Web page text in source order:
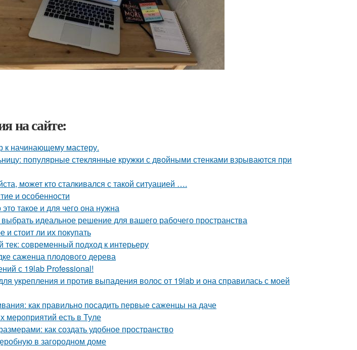
на сайте:
к начинающему мастеру.
популярные стеклянные кружки с двойными стенками взрываются при
может кто сталкивался с такой ситуацией ….
и особенности
такое и для чего она нужна
идеальное решение для вашего рабочего пространства
и стоит ли их покупать
современный подход к интерьеру
саженца плодового дерева
с 19lab Professional!
укрепления и против выпадения волос от 19lab и она справилась с моей
как правильно посадить первые саженцы на даче
мероприятий есть в Туле
как создать удобное пространство
в загородном доме